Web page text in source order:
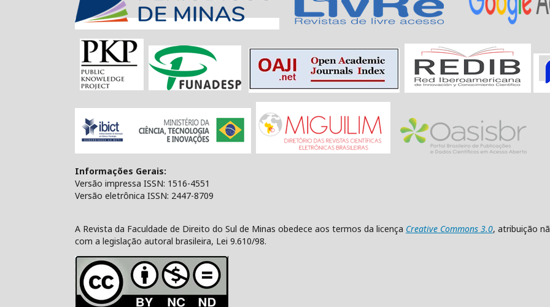
Informações Gerais:
Versão impressa ISSN: 1516-4551
Versão eletrônica ISSN: 2447-8709
A Revista da Faculdade de Direito do Sul de Minas obedece aos termos da licença Creative Commons 3.0, atribuição
com a legislação autoral brasileira, Lei 9.610/98.